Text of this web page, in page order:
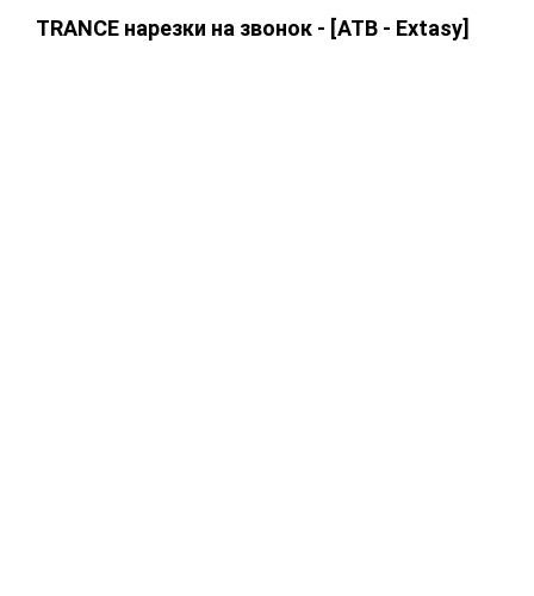
TRANCE нарезки на звонок - [ATB - Extasy]